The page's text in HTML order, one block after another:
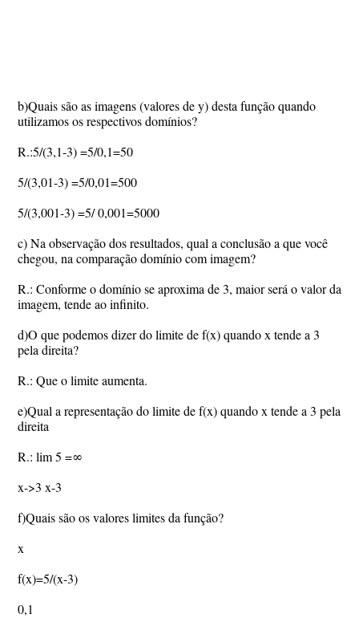
b)Quais são as imagens (valores de y) desta função quando
utilizamos os respectivos domínios?
R.:5/(3,1-3) =5/0,1=50
5/(3,01-3) =5/0,01=500
5/(3,001-3) =5/ 0,001=5000
c) Na observação dos resultados, qual a conclusão a que você
chegou, na comparação domínio com imagem?
R.: Conforme o domínio se aproxima de 3, maior será o valor da
imagem, tende ao infinito.
d)O que podemos dizer do limite de f(x) quando x tende a 3
pela direita?
R.: Que o limite aumenta.
e)Qual a representação do limite de f(x) quando x tende a 3 pela
direita
R.: lim 5 =∞
x->3 x-3
f)Quais são os valores limites da função?
x
f(x)=5/(x-3)
0,1